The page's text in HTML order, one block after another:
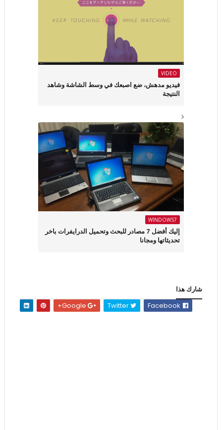
VIDEO
فيديو مدهش، ضع اصبعك في وسط الشاشة وشاهد
النتيجة
WINDOWS7
إليك أفضل 7 مصادر للبحث وتحميل الدرايفرات باخر
تحديثاتها ومجانا
شارك هذا
Twitter